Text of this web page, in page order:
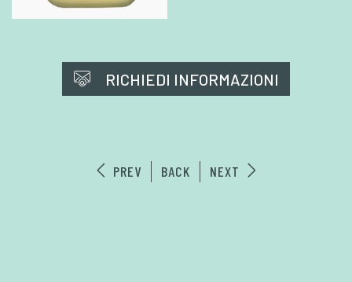
RICHIEDI INFORMAZIONI
PREV BACK NEXT